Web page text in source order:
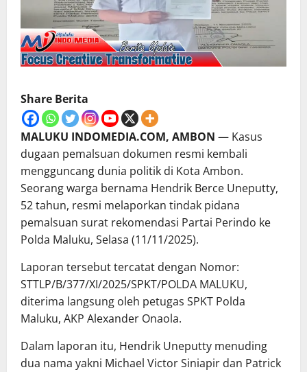
Share Berita
MALUKU INDOMEDIA.COM, AMBON — Kasus
dugaan pemalsuan dokumen resmi kembali
mengguncang dunia politik di Kota Ambon.
Seorang warga bernama Hendrik Berce Uneputty,
52 tahun, resmi melaporkan tindak pidana
pemalsuan surat rekomendasi Partai Perindo ke
Polda Maluku, Selasa (11/11/2025).
Laporan tersebut tercatat dengan Nomor:
STTLP/B/377/XI/2025/SPKT/POLDA MALUKU,
diterima langsung oleh petugas SPKT Polda
Maluku, AKP Alexander Onaola.
Dalam laporan itu, Hendrik Uneputty menuding
dua nama yakni Michael Victor Siniapir dan Patrick